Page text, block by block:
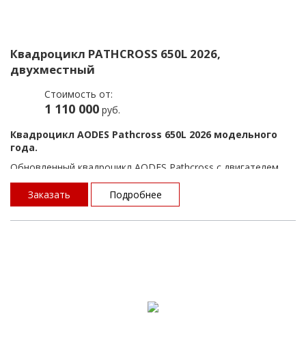
Квадроцикл PATHCROSS 650L 2026,
двухместный
Стоимость от:
1 110 000 руб.
Квадроцикл AODES Pathcross 650L 2026 модельного
года.
Обновленный квадроцикл AODES Pathcross с двигателем
649 см³ и новым дизайном передней части, новой оптикой,
новым замком заднего багажного отсека. Модель
оснащена LCD приборной панелью и электронным ключом
зажигания.
Заказать Подробнее